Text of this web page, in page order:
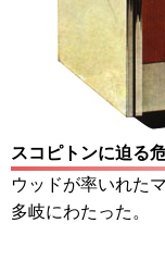
スコピトンに迫る
ウッドが率いれた
多岐にわたった。